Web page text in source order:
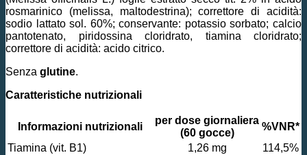
rosmarinico (melissa, maltodestrina); correttore di acidità:
sodio lattato sol. 60%; conservante: potassio sorbato; calcio
pantotenato, piridossina cloridrato, tiamina cloridrato;
correttore di acidità: acido citrico.
Senza glutine.
Caratteristiche nutrizionali
Informazioni nutrizionali
per dose giornaliera
(60 gocce)
%VNR*
Tiamina (vit. B1)
1,26 mg 114,5%